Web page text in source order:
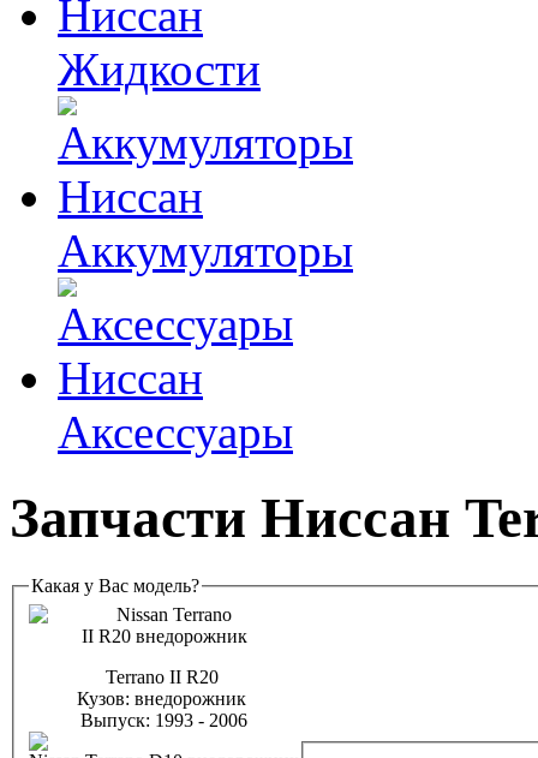
Жидкости
Аккумуляторы
Аксессуары
Запчасти Ниссан
Какая у Вас модель?
Terrano II R20
Кузов: внедорожник
Выпуск: 1993 - 2006